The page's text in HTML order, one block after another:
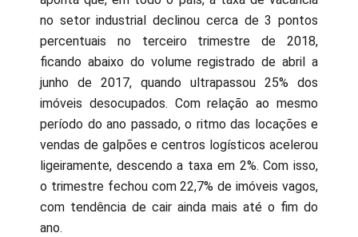
no setor industrial declinou cerca de 3 pontos
percentuais no terceiro trimestre de 2018,
ficando abaixo do volume registrado de abril a
junho de 2017, quando ultrapassou 25% dos
imóveis desocupados. Com relação ao mesmo
período do ano passado, o ritmo das locações e
vendas de galpões e centros logísticos acelerou
ligeiramente, descendo a taxa em 2%. Com isso,
o trimestre fechou com 22,7% de imóveis vagos,
com tendência de cair ainda mais até o fim do
ano.